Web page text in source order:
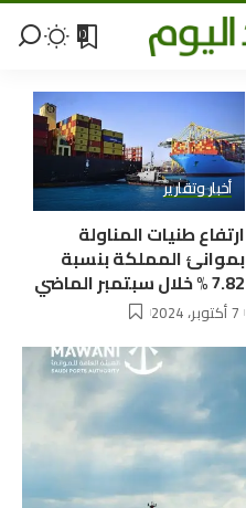
0
أخبار وتقارير
ارتفاع طنيات المناولة
بموانئ المملكة بنسبة
7.82 % خلال سبتمبر الماضي
7 أكتوبر، 2024